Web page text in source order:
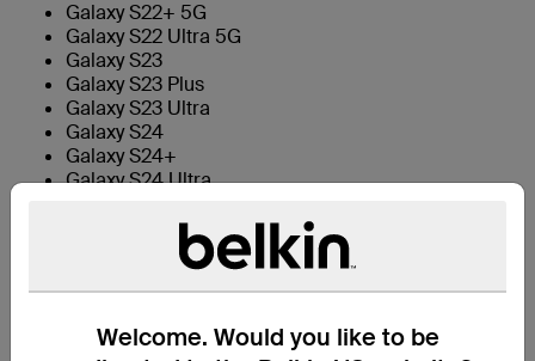
Welcome. Would you like to be
Galaxy S22+ 5G
Galaxy S22 Ultra 5G
Galaxy S23
Galaxy S23 Plus
Galaxy S23 Ultra
Galaxy S24
Galaxy S24+
Galaxy S24 Ultra
規格